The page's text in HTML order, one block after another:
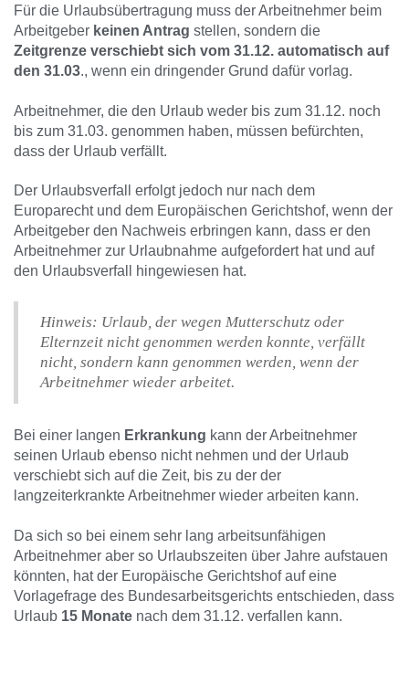
Für die Urlaubsübertragung muss der Arbeitnehmer beim
Arbeitgeber keinen Antrag stellen, sondern die
Zeitgrenze verschiebt sich vom 31.12. automatisch auf
den 31.03., wenn ein dringender Grund dafür vorlag.
Arbeitnehmer, die den Urlaub weder bis zum 31.12. noch
bis zum 31.03. genommen haben, müssen befürchten,
dass der Urlaub verfällt.
Der Urlaubsverfall erfolgt jedoch nur nach dem
Europarecht und dem Europäischen Gerichtshof, wenn der
Arbeitgeber den Nachweis erbringen kann, dass er den
Arbeitnehmer zur Urlaubnahme aufgefordert hat und auf
den Urlaubsverfall hingewiesen hat.
Hinweis: Urlaub, der wegen Mutterschutz oder
Elternzeit nicht genommen werden konnte, verfällt
nicht, sondern kann genommen werden, wenn der
Arbeitnehmer wieder arbeitet.
Bei einer langen Erkrankung kann der Arbeitnehmer
seinen Urlaub ebenso nicht nehmen und der Urlaub
verschiebt sich auf die Zeit, bis zu der der
langzeiterkrankte Arbeitnehmer wieder arbeiten kann.
Da sich so bei einem sehr lang arbeitsunfähigen
Arbeitnehmer aber so Urlaubszeiten über Jahre aufstauen
könnten, hat der Europäische Gerichtshof auf eine
Vorlagefrage des Bundesarbeitsgerichts entschieden, dass
Urlaub 15 Monate nach dem 31.12. verfallen kann.